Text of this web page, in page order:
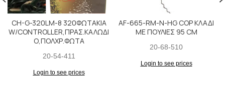
CH-G-320LM-8 320ΦΩΤΑΚΙΑ
W/CONTROLLER,ΠΡΑΣ.ΚΑΛΩΔΙ
Ο,ΠΟΛΧΡ.ΦΩΤΑ
20-54-411
Login to see prices
AF-665-RM-Ν-HG COP ΚΛΑΔΙ
ΜΕ ΠΟΥΛΙΕΣ 95 CM
20-68-510
Login to see prices